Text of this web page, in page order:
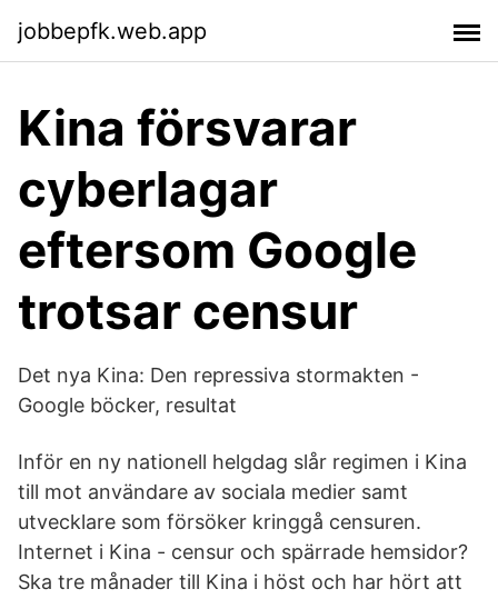
jobbepfk.web.app
Kina försvarar
cyberlagar
eftersom Google
trotsar censur
Det nya Kina: Den repressiva stormakten -
Google böcker, resultat
Inför en ny nationell helgdag slår regimen i Kina
till mot användare av sociala medier samt
utvecklare som försöker kringgå censuren.
Internet i Kina - censur och spärrade hemsidor?
Ska tre månader till Kina i höst och har hört att